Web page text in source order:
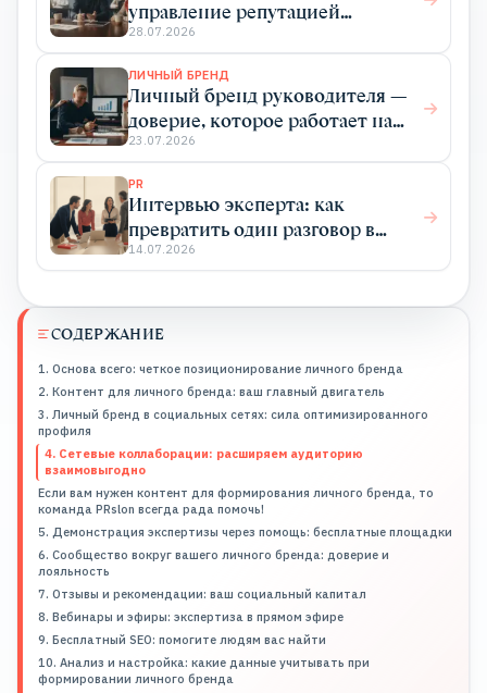
СОДЕРЖАНИЕ
1. Основа всего: четкое позиционирование личного бренда
2. Контент для личного бренда: ваш главный двигатель
3. Личный бренд в социальных сетях: cила оптимизированного
профиля
4. Сетевые коллаборации: расширяем аудиторию
взаимовыгодно
Если вам нужен контент для формирования личного бренда, то
команда PRslon всегда рада помочь!
5. Демонстрация экспертизы через помощь: бесплатные площадки
6. Сообщество вокруг вашего личного бренда: доверие и
лояльность
7. Отзывы и рекомендации: ваш социальный капитал
8. Вебинары и эфиры: экспертиза в прямом эфире
9. Бесплатный SEO: помогите людям вас найти
10. Анализ и настройка: какие данные учитывать при
формировании личного бренда
управление репутацией
эксперта для роста дохода
28.07.2026
ЛИЧНЫЙ БРЕНД
Личный бренд руководителя —
доверие, которое работает на
бизнес
23.07.2026
PR
Интервью эксперта: как
превратить один разговор в
системный PR
14.07.2026